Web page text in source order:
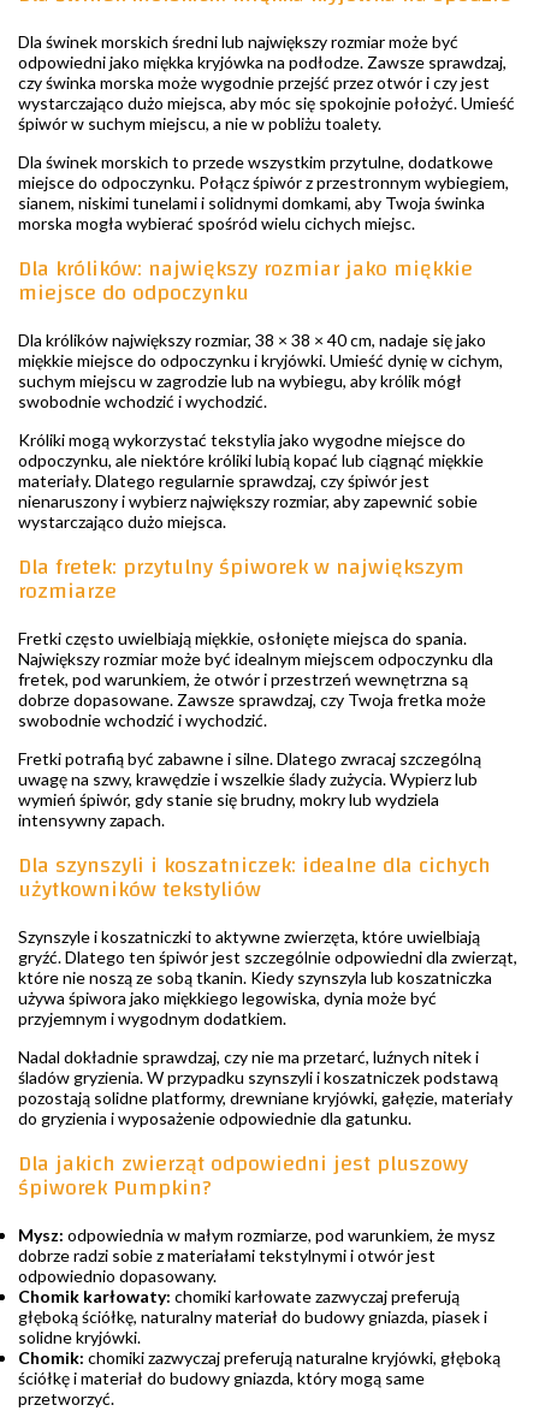
Dla świnek morskich średni lub największy rozmiar może być
odpowiedni jako miękka kryjówka na podłodze. Zawsze sprawdzaj,
czy świnka morska może wygodnie przejść przez otwór i czy jest
wystarczająco dużo miejsca, aby móc się spokojnie położyć. Umieść
śpiwór w suchym miejscu, a nie w pobliżu toalety.
Dla świnek morskich to przede wszystkim przytulne, dodatkowe
miejsce do odpoczynku. Połącz śpiwór z przestronnym wybiegiem,
sianem, niskimi tunelami i solidnymi domkami, aby Twoja świnka
morska mogła wybierać spośród wielu cichych miejsc.
Dla królików: największy rozmiar jako miękkie
miejsce do odpoczynku
Dla królików największy rozmiar, 38 × 38 × 40 cm, nadaje się jako
miękkie miejsce do odpoczynku i kryjówki. Umieść dynię w cichym,
suchym miejscu w zagrodzie lub na wybiegu, aby królik mógł
swobodnie wchodzić i wychodzić.
Króliki mogą wykorzystać tekstylia jako wygodne miejsce do
odpoczynku, ale niektóre króliki lubią kopać lub ciągnąć miękkie
materiały. Dlatego regularnie sprawdzaj, czy śpiwór jest
nienaruszony i wybierz największy rozmiar, aby zapewnić sobie
wystarczająco dużo miejsca.
Dla fretek: przytulny śpiworek w największym
rozmiarze
Fretki często uwielbiają miękkie, osłonięte miejsca do spania.
Największy rozmiar może być idealnym miejscem odpoczynku dla
fretek, pod warunkiem, że otwór i przestrzeń wewnętrzna są
dobrze dopasowane. Zawsze sprawdzaj, czy Twoja fretka może
swobodnie wchodzić i wychodzić.
Fretki potrafią być zabawne i silne. Dlatego zwracaj szczególną
uwagę na szwy, krawędzie i wszelkie ślady zużycia. Wypierz lub
wymień śpiwór, gdy stanie się brudny, mokry lub wydziela
intensywny zapach.
Dla szynszyli i koszatniczek: idealne dla cichych
użytkowników tekstyliów
Szynszyle i koszatniczki to aktywne zwierzęta, które uwielbiają
gryźć. Dlatego ten śpiwór jest szczególnie odpowiedni dla zwierząt,
które nie noszą ze sobą tkanin. Kiedy szynszyla lub koszatniczka
używa śpiwora jako miękkiego legowiska, dynia może być
przyjemnym i wygodnym dodatkiem.
Nadal dokładnie sprawdzaj, czy nie ma przetarć, luźnych nitek i
śladów gryzienia. W przypadku szynszyli i koszatniczek podstawą
pozostają solidne platformy, drewniane kryjówki, gałęzie, materiały
do gryzienia i wyposażenie odpowiednie dla gatunku.
Dla jakich zwierząt odpowiedni jest pluszowy
śpiworek Pumpkin?
Mysz: odpowiednia w małym rozmiarze, pod warunkiem, że mysz
dobrze radzi sobie z materiałami tekstylnymi i otwór jest
odpowiednio dopasowany.
Chomik karłowaty: chomiki karłowate zazwyczaj preferują
głęboką ściółkę, naturalny materiał do budowy gniazda, piasek i
solidne kryjówki.
Chomik: chomiki zazwyczaj preferują naturalne kryjówki, głęboką
ściółkę i materiał do budowy gniazda, który mogą same
przetworzyć.